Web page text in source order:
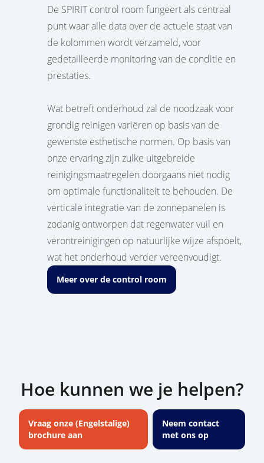
De SPIRIT control room fungeert als centraal
punt waar alle data over de actuele staat van
de kolommen wordt verzameld, voor
gedetailleerde monitoring van de conditie en
prestaties.
Wat betreft onderhoud zal de noodzaak voor
grondig reinigen variëren op basis van de
gewenste esthetische normen. Op basis van
onze ervaring zijn zulke uitgebreide
reinigingsmaatregelen doorgaans niet nodig
om optimale functionaliteit te behouden. De
verticale integratie van de zonnepanelen is
zodanig ontworpen dat regenwater vuil en
verontreinigingen op natuurlijke wijze afspoelt,
wat het onderhoud verder vereenvoudigt.
Meer over de control room
Hoe kunnen we je helpen?
Vraag onze (Engelstalige)
brochure aan
Neem contact
met ons op